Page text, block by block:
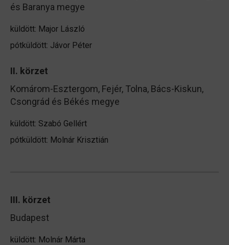
és Baranya megye
küldött: Major László
pótküldött: Jávor Péter
II. körzet
Komárom-Esztergom, Fejér, Tolna, Bács-Kiskun,
Csongrád és Békés megye
küldött: Szabó Gellért
pótküldött: Molnár Krisztián
III. körzet
Budapest
küldött: Molnár Márta